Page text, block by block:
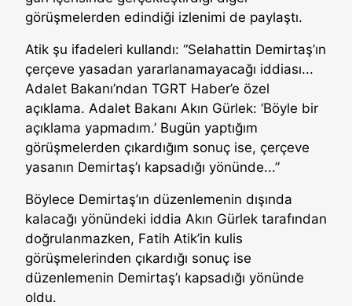
görüşmelerden edindiği izlenimi de paylaştı.
Atik şu ifadeleri kullandı: “Selahattin Demirtaş’ın
çerçeve yasadan yararlanamayacağı iddiası...
Adalet Bakanı’ndan TGRT Haber’e özel
açıklama. Adalet Bakanı Akın Gürlek: ‘Böyle bir
açıklama yapmadım.’ Bugün yaptığım
görüşmelerden çıkardığım sonuç ise, çerçeve
yasanın Demirtaş’ı kapsadığı yönünde...”
Böylece Demirtaş’ın düzenlemenin dışında
kalacağı yönündeki iddia Akın Gürlek tarafından
doğrulanmazken, Fatih Atik’in kulis
görüşmelerinden çıkardığı sonuç ise
düzenlemenin Demirtaş’ı kapsadığı yönünde
oldu.